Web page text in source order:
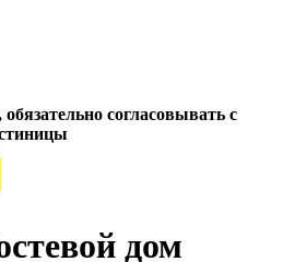
согласовывать с
дом